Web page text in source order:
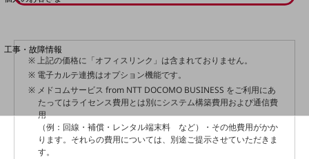
工事・故障情報
お客さまサポートサイト
SDPFナレッジセンター
NTTドコモ 通信障害情報
※ 上記の価格に「オフィスリンク」は含まれておりません。
※ 電子カルテ連携はオプション機能です。
※ メドコムサービス from NTT DOCOMO BUSINESS をご利用にあ
たってはライセンス費用とは別にシステム構築費用および通信費
用
（例：回線・補償・レンタル端末料 など）・その他費用がかか
ります。それらの費用については、別途ご提示させていただきま
す。